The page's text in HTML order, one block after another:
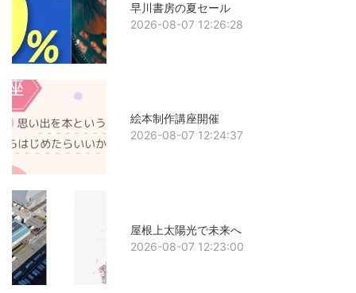
早川書房の夏セール
2026-08-07 12:26:28
絵本制作講座開催
2026-08-07 12:24:37
屋根上太陽光で未来へ
2026-08-07 12:23:00